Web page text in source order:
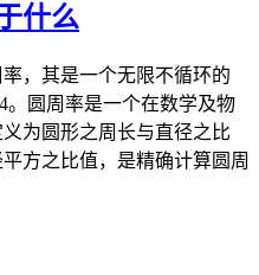
什么
，其是一个无限不循环的
。圆周率是一个在数学及物
为圆形之周长与直径之比
方之比值，是精确计算圆周